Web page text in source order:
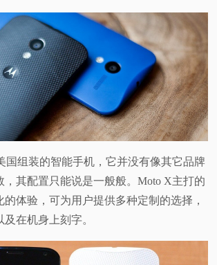
国组装的智能手机，它并没有像其它品牌
，其配置只能说是一般般。Moto X主打的
的体验，可为用户提供多种定制的选择，
在机身上刻字。